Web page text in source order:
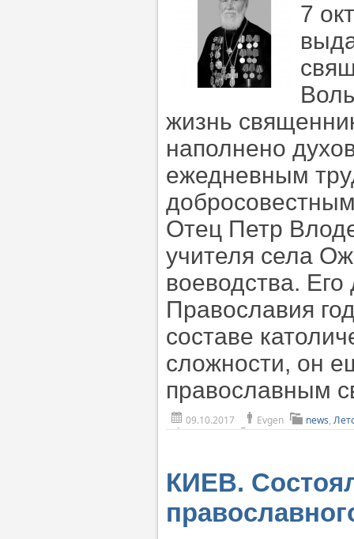
7
жизнь
наполнено
ежедневным
Отец Петр
учителя села
воеводства.
Православия
составе
сложности, он
православным
09.10.2017 Evgen news,
КИЕВ.